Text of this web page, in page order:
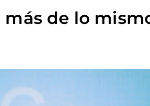
de lo